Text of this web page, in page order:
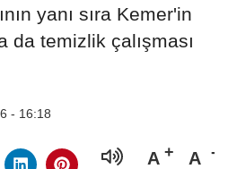
yanı sıra Kemer'in
da temizlik çalışması
- 16:18
A A